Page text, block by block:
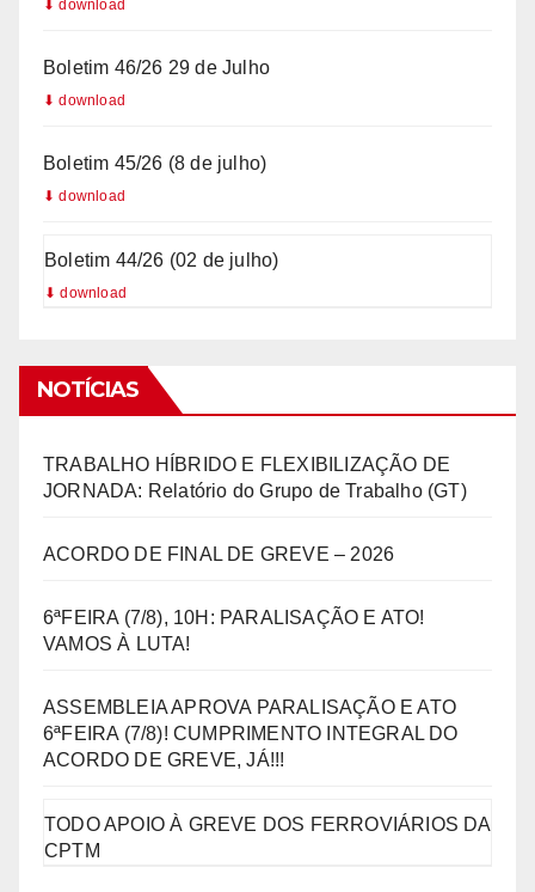
Boletim 46/26 29 de Julho
Boletim 45/26 (8 de julho)
Boletim 44/26 (02 de julho)
NOTÍCIAS
TRABALHO HÍBRIDO E FLEXIBILIZAÇÃO DE
JORNADA: Relatório do Grupo de Trabalho (GT)
ACORDO DE FINAL DE GREVE – 2026
6ªFEIRA (7/8), 10H: PARALISAÇÃO E ATO!
VAMOS À LUTA!
ASSEMBLEIA APROVA PARALISAÇÃO E ATO
6ªFEIRA (7/8)! CUMPRIMENTO INTEGRAL DO
ACORDO DE GREVE, JÁ!!!
TODO APOIO À GREVE DOS FERROVIÁRIOS DA
CPTM